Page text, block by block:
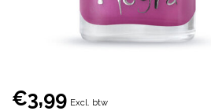
€3,99 Excl. btw